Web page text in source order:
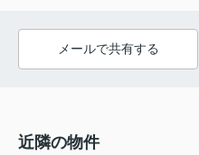
メールで共有する
近隣の物件